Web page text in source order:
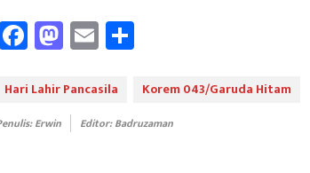
Fa
ce
b
oo
M
as
to
d
o
E
m
ail e
Hari Lahir Pancasila Korem 043/Garuda Hitam
Erwin Editor: Badruzaman